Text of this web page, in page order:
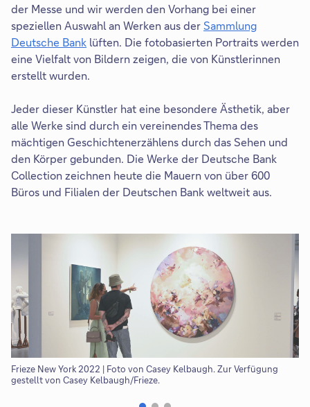
der Messe und wir werden den Vorhang bei einer
speziellen Auswahl an Werken aus derSammlung
Deutsche Bank lüften. Die fotobasierten Portraits werden
eine Vielfalt von Bildern zeigen, die von Künstlerinnen
erstellt wurden.
Jeder dieser Künstler hat eine besondere Ästhetik, aber
alle Werke sind durch ein vereinendes Thema des
mächtigen Geschichtenerzählens durch das Sehen und
den Körper gebunden. Die Werke der Deutsche Bank
Collection zeichnen heute die Mauern von über 600
Büros und Filialen der Deutschen Bank weltweit aus.
Frieze New York 2022 | Foto von Casey Kelbaugh. Zur Verfügung
gestellt von Casey Kelbaugh/Frieze.